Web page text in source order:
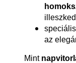
az
Mint